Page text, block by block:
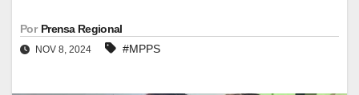
Por Prensa Regional
NOV 8, 2024 #MPPS